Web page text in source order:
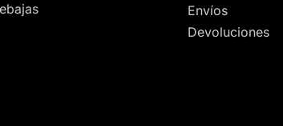
Envíos
Devoluciones